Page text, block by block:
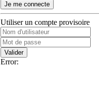
Je me connecte
Utiliser un compte provisoire
Valider
Error: